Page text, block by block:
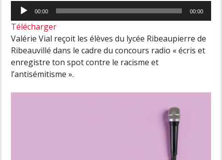
Lecteur
audio
00:00 00:00
Télécharger
Valérie Vial reçoit les élèves du lycée Ribeaupierre de
Ribeauvillé dans le cadre du concours radio « écris et
enregistre ton spot contre le racisme et
l’antisémitisme ».